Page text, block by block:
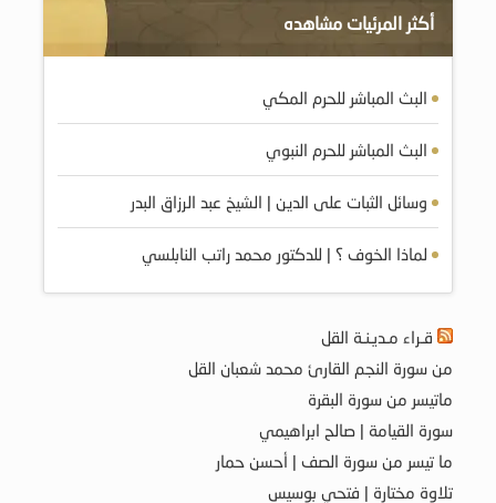
أكثر المرئيات مشاهده
البث المباشر للحرم المكي
البث المباشر للحرم النبوي
وسائل الثبات على الدين | الشيخ عبد الرزاق البدر
لماذا الخوف ؟ | للدكتور محمد راتب النابلسي
قـراء مـديـنـة القل
من سورة النجم القارئ محمد شعبان القل
ماتيسر من سورة البقرة
سورة القيامة | صالح ابراهيمي
ما تيسر من سورة الصف | أحسن حمار
تلاوة مختارة | فتحي بوسيس